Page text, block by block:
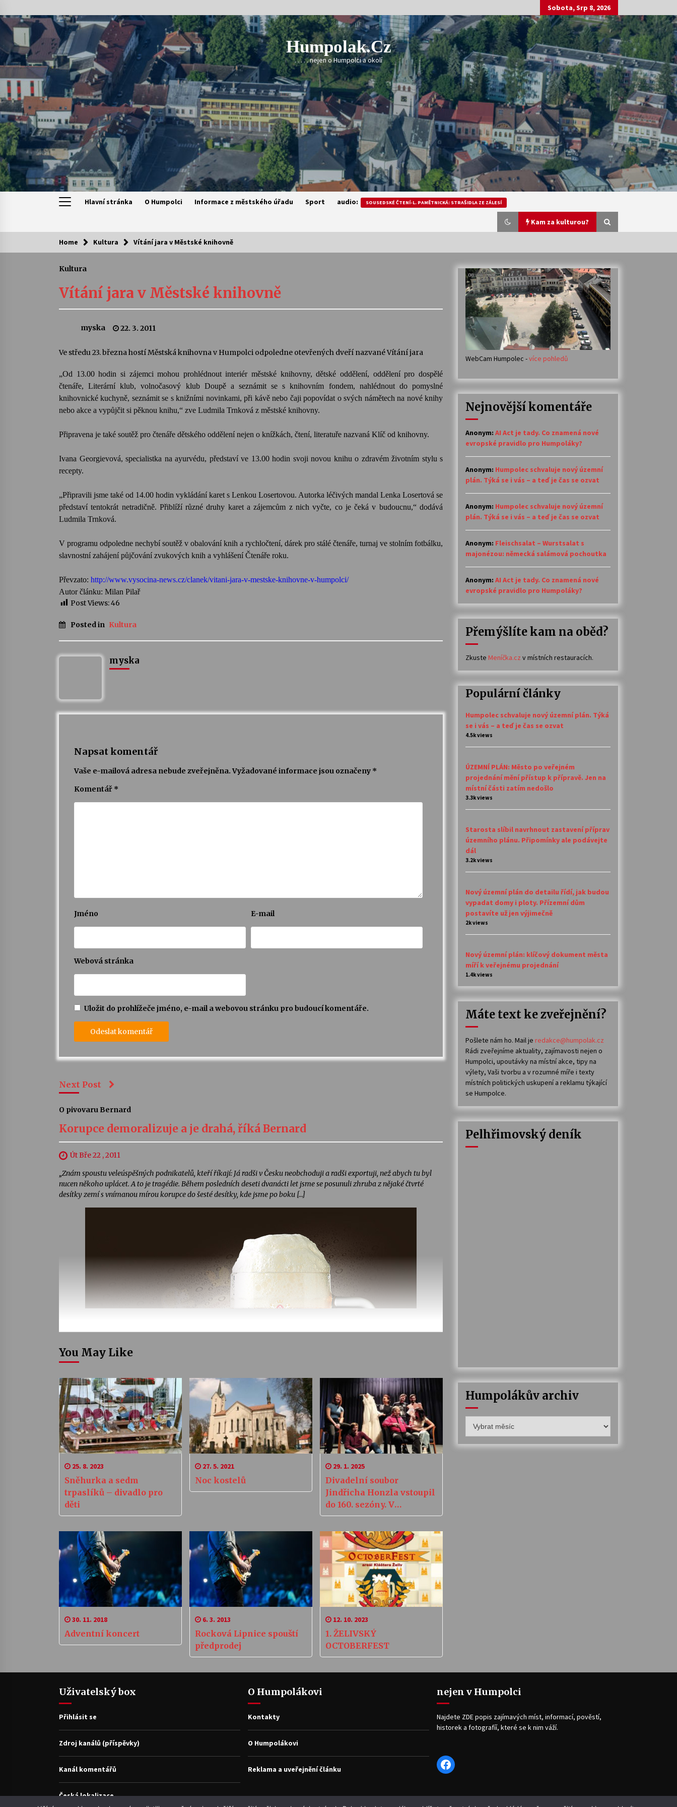
to
content
Sobota, Srp 8, 2026
Humpolak.cz
. . . . . nejen o Humpolci a okolí
Hlavní stránka O Humpolci Informace z městského úřadu Sport audio: SOUSEDSKÉ ČTENÍ-L. PAMĚTNICKÁ: STRAŠIDLA ZE ZÁLESÍ
Kam za kulturou?
Kam za kulturou?
Camerata a Sukuba Ensemble
4. 8. 2026
Veselí muzikanti
30. 7. 2026
Pozvánka na integrační festival
Quijotova šedesátka: 28. 7.–1. 8.
28. 7. 2026
Votavžatský ploty
23. 7. 2026
Letní koncerty ve Stromovce: Rufus
Miller
22. 7. 2026
Vysočinka
17. 7. 2026 14. 7. 2026
13. 7. 2026 3. 7. 2026
30. 6. 2026
Home Kultura Vítání jara v Městské knihovně
Kultura
Vítání jara v Městské knihovně
myska 22. 3. 2011
Ve středu 23. března hostí Městská knihovna v Humpolci odpoledne otevřených dveří nazvané Vítání jara
„Od 13.00 hodin si zájemci mohou prohlédnout interiér městské knihovny, dětské oddělení, oddělení pro dospělé
čtenáře, Literární klub, volnočasový klub Doupě a seznámit se s knihovním fondem, nahlédnout do pomyslné
knihovnické kuchyně, seznámit se s knižními novinkami, při kávě nebo čaji popovídat o svých námětech na nové knihy
nebo akce a vypůjčit si pěknou knihu,“ zve Ludmila Trnková z městské knihovny.
Připravena je také soutěž pro čtenáře dětského oddělení nejen o knížkách, čtení, literatuře nazvaná Klíč od knihovny.
Ivana Georgievová, specialistka na ayurvédu, představí ve 13.00 hodin svoji novou knihu o zdravém životním stylu s
recepty.
„Připravili jsme také od 14.00 hodin vykládání karet s Lenkou Losertovou. Autorka léčivých mandal Lenka Losertová se
představí tentokrát netradičně. Přiblíží různé druhy karet a zájemcům z nich vyčte, co je čeká v budoucnu,“ dodává
Ludmila Trnková.
V programu odpoledne nechybí soutěž v obalování knih a rychločtení, dárek pro stálé čtenáře, turnaj ve stolním fotbálku,
slavnostní zahájení půjčování zvukových knih a vyhlášení Čtenáře roku.
Převzato: http://www.vysocina-news.cz/clanek/vitani-jara-v-mestske-knihovne-v-humpolci/
Autor článku: Milan Pilař
Post Views:46
Posted in Kultura
myska
Napsat komentář
Vaše e-mailová adresa nebude zveřejněna. Vyžadované informace jsou označeny *
Komentář *
Jméno E-mail
Webová stránka
Uložit do prohlížeče jméno, e-mail a webovou stránku pro budoucí komentáře.
Next Post
O pivovaru Bernard
Korupce demoralizuje a je drahá, říká Bernard
Út Bře 22 , 2011
„Znám spoustu veleúspěšných podnikatelů, kteří říkají: Já radši v Česku neobchoduji a radši exportuji, než abych tu byl
nucen někoho uplácet. A to je tragédie. Během posledních deseti dvanácti let jsme se posunuli zhruba z nějaké čtvrté
desítky zemí s vnímanou mírou korupce do šesté desítky, kde jsme po boku […]
You May Like
25. 8. 2023
Sněhurka a sedm
trpaslíků – divadlo pro
děti
27. 5. 2021
Noc kostelů
29. 1. 2025
Divadelní soubor
Jindřicha Honzla vstoupil
do 160. sezóny. V
Humpolci zkouší britskou
komedii
30. 11. 2018
Adventní koncert
6. 3. 2013
Rocková Lipnice spouští
předprodej
12. 10. 2023
1. ŽELIVSKÝ
OCTOBERFEST
WebCam Humpolec -více pohledů
Nejnovější komentáře
Anonym: AI Act je tady. Co znamená nové
evropské pravidlo pro Humpoláky?
Anonym: Humpolec schvaluje nový územní
plán. Týká se i vás – a teď je čas se ozvat
Anonym: Humpolec schvaluje nový územní
plán. Týká se i vás – a teď je čas se ozvat
Anonym: Fleischsalat – Wurstsalat s
majonézou: německá salámová pochoutka
Anonym: AI Act je tady. Co znamená nové
evropské pravidlo pro Humpoláky?
Přemýšlíte kam na oběd?
Zkuste Meníčka.cz v místních restauracích.
Populární články
Humpolec schvaluje nový územní plán. Týká
se i vás – a teď je čas se ozvat
4.5k views
ÚZEMNÍ PLÁN: Město po veřejném
projednání mění přístup k přípravě. Jen na
místní části zatím nedošlo
3.3k views
Starosta slíbil navrhnout zastavení příprav
územního plánu. Připomínky ale podávejte
dál
3.2k views
Nový územní plán do detailu řídí, jak budou
vypadat domy i ploty. Přízemní dům
postavíte už jen výjimečně
2k views
Nový územní plán: klíčový dokument města
míří k veřejnému projednání
1.4k views
Máte text ke zveřejnění?
Pošlete nám ho. Mail je redakce@humpolak.cz
Rádi zveřejníme aktuality, zajímavosti nejen o
Humpolci, upoutávky na místní akce, tipy na
výlety, Vaši tvorbu a v rozumné míře i texty
místních politických uskupení a reklamu týkající
se Humpolce.
Pelhřimovský deník
Humpolákův archiv
archiv
Uživatelský box
Přihlásit se
Zdroj kanálů (příspěvky)
Kanál komentářů
Česká lokalizace
O Humpolákovi
Kontakty
O Humpolákovi
Reklama a uveřejnění článku
nejen v Humpolci
Najdete ZDE popis zajímavých míst, informací, pověstí,
historek a fotografíí, které se k nim váží.
Facebook